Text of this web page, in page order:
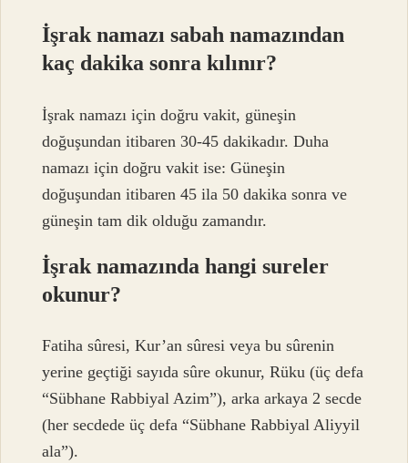
İşrak namazı sabah namazından
kaç dakika sonra kılınır?
İşrak namazı için doğru vakit, güneşin
doğuşundan itibaren 30-45 dakikadır. Duha
namazı için doğru vakit ise: Güneşin
doğuşundan itibaren 45 ila 50 dakika sonra ve
güneşin tam dik olduğu zamandır.
İşrak namazında hangi sureler
okunur?
Fatiha sûresi, Kur’an sûresi veya bu sûrenin
yerine geçtiği sayıda sûre okunur, Rüku (üç defa
“Sübhane Rabbiyal Azim”), arka arkaya 2 secde
(her secdede üç defa “Sübhane Rabbiyal Aliyyil
ala”).